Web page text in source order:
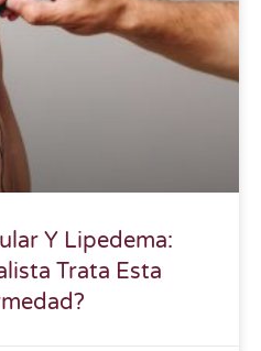
Y Lipedema:
Trata Esta